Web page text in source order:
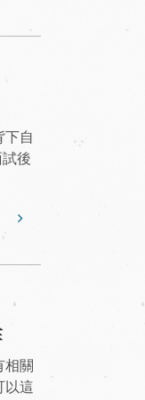
下自
後
相關
以這